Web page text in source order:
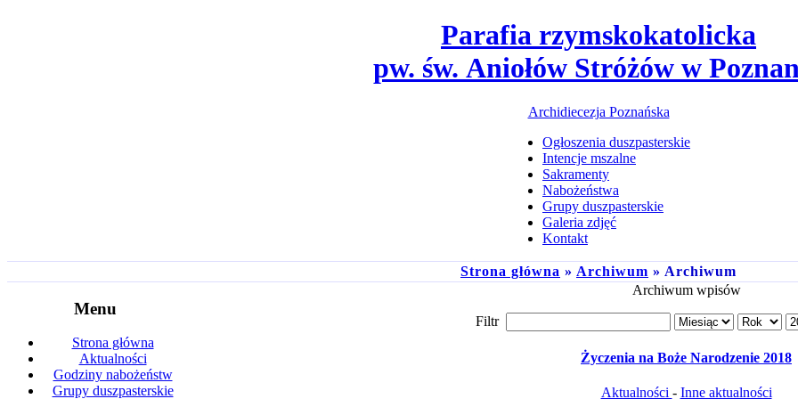
Parafia rzymskokatolicka
pw. św. Aniołów Stróżów w
Archidiecezja Poznańska
Ogłoszenia duszpasterskie
Intencje mszalne
Sakramenty
Nabożeństwa
Grupy duszpasterskie
Galeria zdjęć
Kontakt
Strona główna » Archiwum » Archiwum
Menu
Strona główna
Aktualności
Godziny nabożeństw
Grupy duszpasterskie
Archiwum wpisów
Filtr
Życzenia na Boże Narodzenie 2018
Aktualności - Inne aktualności